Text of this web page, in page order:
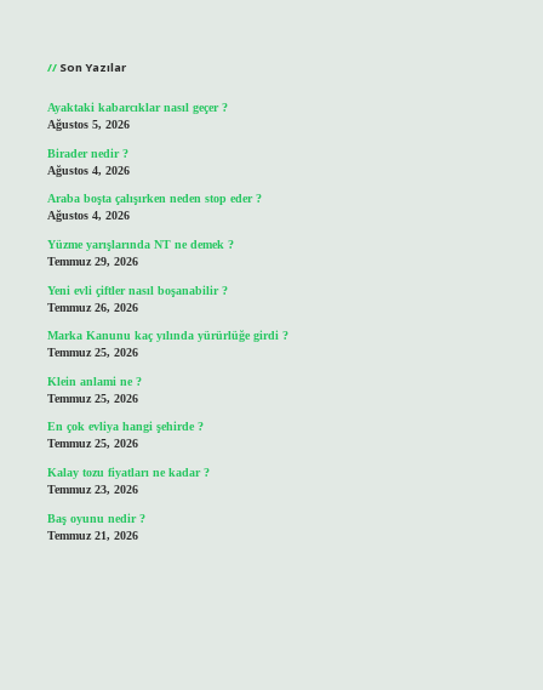
Son Yazılar
Ayaktaki kabarcıklar nasıl geçer ?
Ağustos 5, 2026
Birader nedir ?
Ağustos 4, 2026
Araba boşta çalışırken neden stop eder ?
Ağustos 4, 2026
Yüzme yarışlarında NT ne demek ?
Temmuz 29, 2026
Yeni evli çiftler nasıl boşanabilir ?
Temmuz 26, 2026
Marka Kanunu kaç yılında yürürlüğe girdi ?
Temmuz 25, 2026
Klein anlami ne ?
Temmuz 25, 2026
En çok evliya hangi şehirde ?
Temmuz 25, 2026
Kalay tozu fiyatları ne kadar ?
Temmuz 23, 2026
Baş oyunu nedir ?
Temmuz 21, 2026